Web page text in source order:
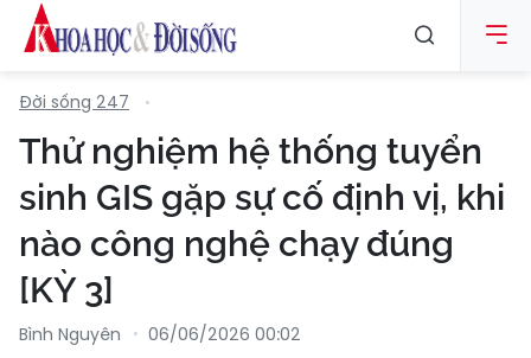
Đời sống 247
Thử nghiệm hệ thống tuyển
sinh GIS gặp sự cố định vị, khi
nào công nghệ chạy đúng
[KỲ 3]
Bình Nguyên 06/06/2026 00:02